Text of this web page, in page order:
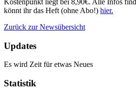
könnt ihr das Heft (ohne Abo!) hier.
Zurück zur Newsübersicht
Updates
Es wird Zeit für etwas Neues
Statistik